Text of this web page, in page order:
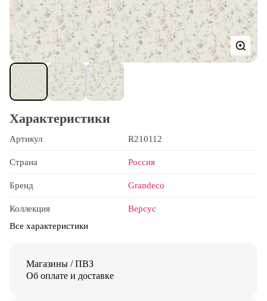
Характеристики
Артикул R210112
Страна Россия
Бренд Grandeco
Коллекция
Версус
Все характеристики
Магазины / ПВЗ
Об оплате и доставке